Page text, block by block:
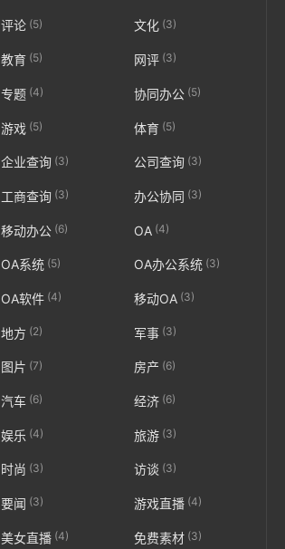
评论 (5) 文化 (3)
教育 (5) 网评(3)
专题 (4) 协同办公(5)
游戏 (5) 体育(5)
企业查询 (3) 公司查询(3)
工商查询 (3) 办公协同 (3)
移动办公 (6) OA (4)
OA系统 (5) OA办公系统(3)
OA软件 (4) 移动OA (3)
地方 (2) 军事 (3)
图片 (7) 房产 (6)
汽车 (6) 经济(6)
娱乐 (4) 旅游(3)
时尚 (3) 访谈 (3)
要闻 (3) 游戏直播(4)
美女直播 (4) 免费素材(3)